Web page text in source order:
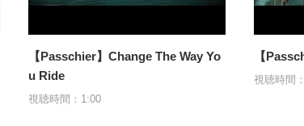
【Passchier】Change The Way Yo
u Ride
視聴時間：1:00
【
視聴時間